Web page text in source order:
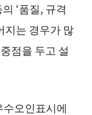
‘품질, 규격
지는 경우가 많
점을 두고 설
수오인표시에